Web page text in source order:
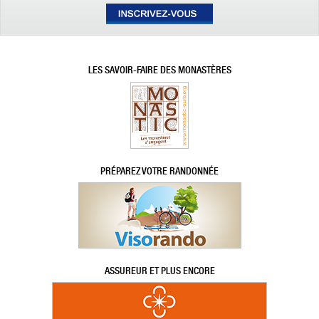
LES SAVOIR-FAIRE DES MONASTÈRES
PRÉPAREZ VOTRE RANDONNÉE
ASSUREUR ET PLUS ENCORE